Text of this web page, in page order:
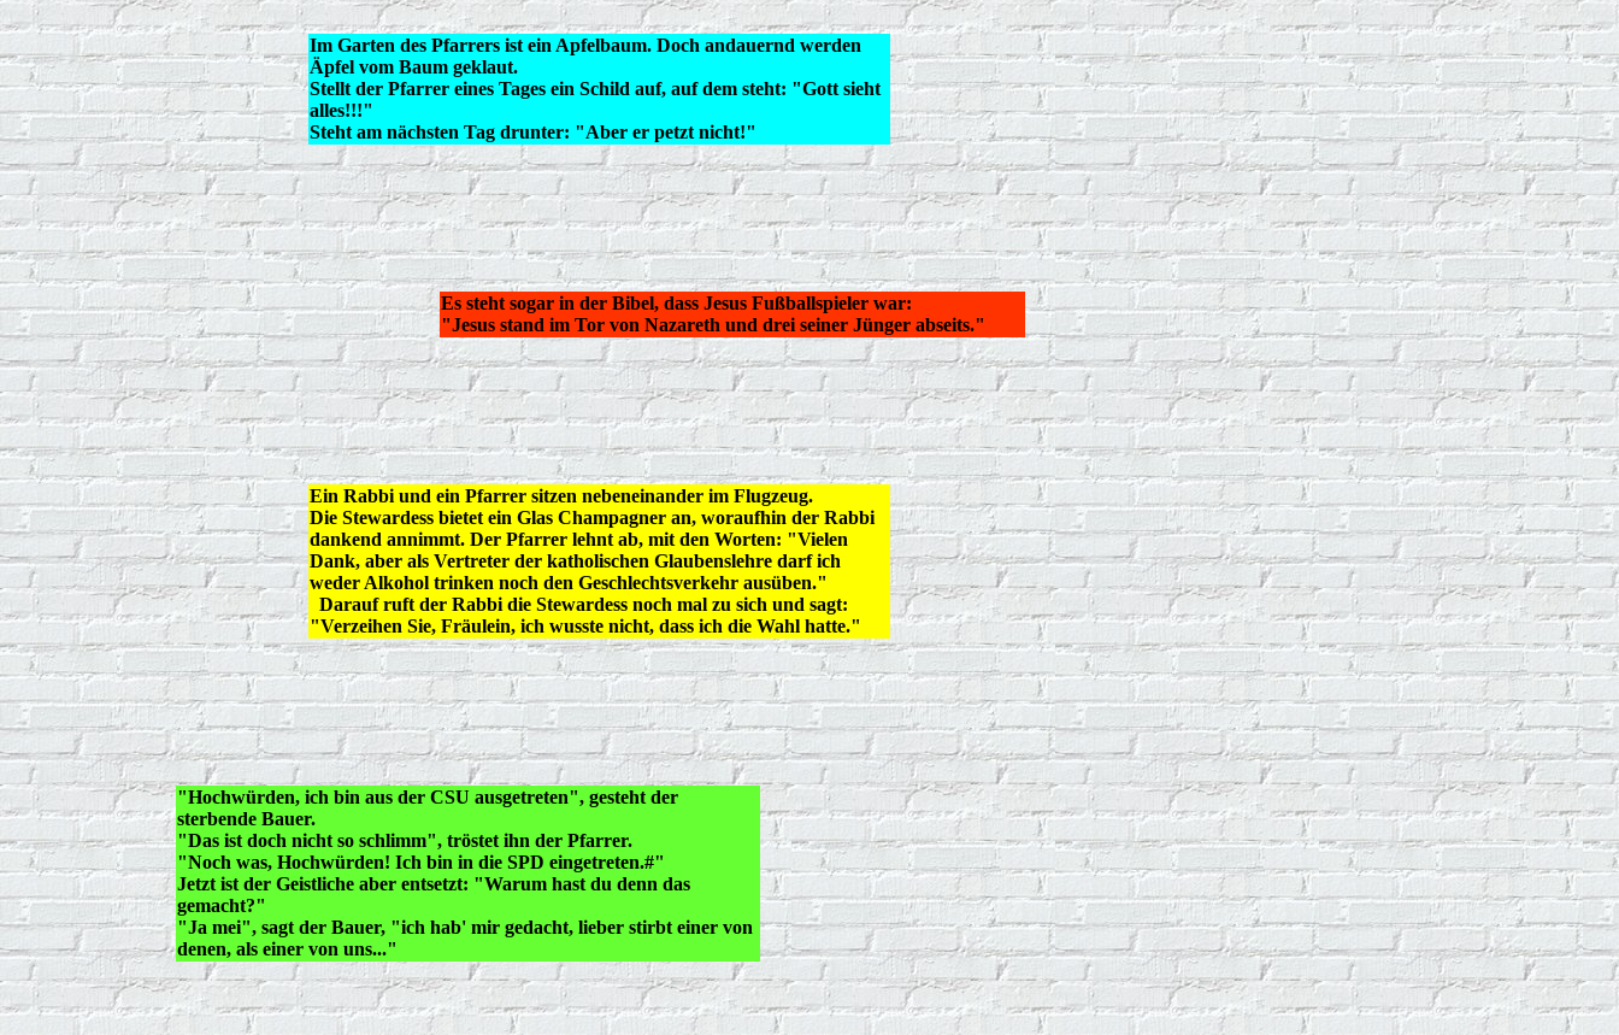
Im Garten des Pfarrers ist ein Apfelbaum. Doch andauernd werden
Äpfel vom Baum geklaut.
Stellt der Pfarrer eines Tages ein Schild auf, auf dem steht: "Gott sieht
alles!!!"
Steht am nächsten Tag drunter: "Aber er petzt nicht!"
Es steht sogar in der Bibel, dass Jesus Fußballspieler war:
"Jesus stand im Tor von Nazareth und drei seiner Jünger abseits."
Ein Rabbi und ein Pfarrer sitzen nebeneinander im Flugzeug.
Die Stewardess bietet ein Glas Champagner an, woraufhin der Rabbi
dankend annimmt. Der Pfarrer lehnt ab, mit den Worten: "Vielen
Dank, aber als Vertreter der katholischen Glaubenslehre darf ich
weder Alkohol trinken noch den Geschlechtsverkehr ausüben."
Darauf ruft der Rabbi die Stewardess noch mal zu sich und sagt:
"Verzeihen Sie, Fräulein, ich wusste nicht, dass ich die Wahl hatte."
"Hochwürden, ich bin aus der CSU ausgetreten", gesteht der
sterbende Bauer.
"Das ist doch nicht so schlimm", tröstet ihn der Pfarrer.
"Noch was, Hochwürden! Ich bin in die SPD eingetreten.#"
Jetzt ist der Geistliche aber entsetzt: "Warum hast du denn das
gemacht?"
"Ja mei", sagt der Bauer, "ich hab' mir gedacht, lieber stirbt einer von
denen, als einer von uns..."